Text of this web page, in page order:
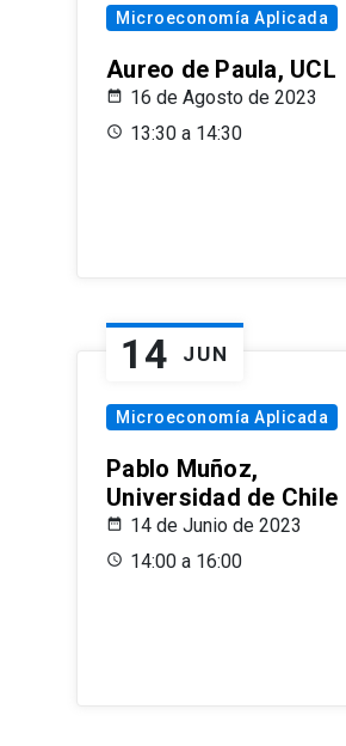
Microeconomía Aplicada
Aureo de Paula, UCL
16 de Agosto de 2023
13:30 a 14:30
14 JUN
Microeconomía Aplicada
Pablo Muñoz,
Universidad de Chile
14 de Junio de 2023
14:00 a 16:00